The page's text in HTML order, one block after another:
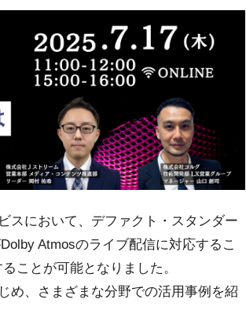
スにおいて、デファクト・スタンダー
Atmosのライブ配信に対応するこ
ことが可能となりました。
め、さまざまな分野での活用事例を紹